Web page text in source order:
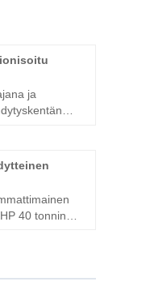
ja
tuottamaan
tonniin,
40 tonnin